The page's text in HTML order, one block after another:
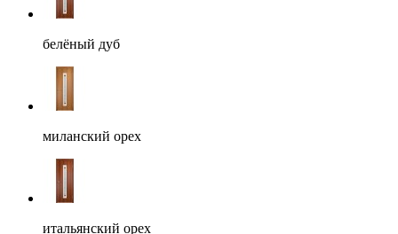
белёный дуб
миланский орех
итальянский орех